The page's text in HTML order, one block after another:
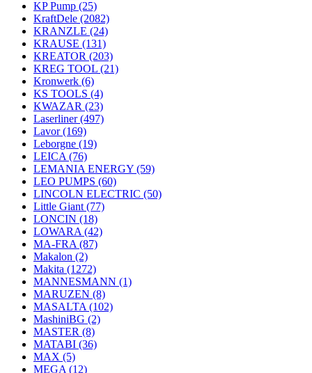
KP Pump (25)
KraftDele (2082)
KRANZLE (24)
KRAUSE (131)
KREATOR (203)
KREG TOOL (21)
Kronwerk (6)
KS TOOLS (4)
KWAZAR (23)
Laserliner(497)
Lavor(169)
Leborgne (19)
LEICA (76)
LEMANIA ENERGY (59)
LEO PUMPS (60)
LINCOLN ELECTRIC (50)
Little Giant (77)
LONCIN (18)
LOWARA (42)
MA-FRA (87)
Makalon (2)
Makita (1272)
MANNESMANN (1)
MARUZEN (8)
MASALTA (102)
MashiniBG (2)
MASTER (8)
MATABI (36)
MAX (5)
MEGA (12)